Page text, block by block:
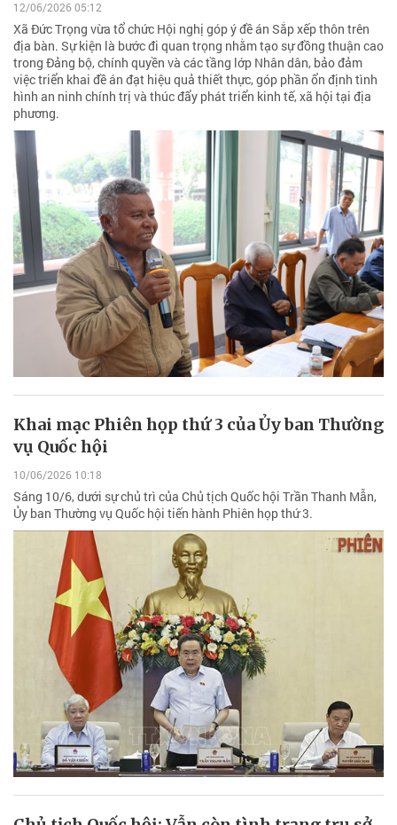
12/06/2026 05:12
Xã Đức Trọng vừa tổ chức Hội nghị góp ý đề án Sắp xếp thôn trên
địa bàn. Sự kiện là bước đi quan trọng nhằm tạo sự đồng thuận cao
trong Đảng bộ, chính quyền và các tầng lớp Nhân dân, bảo đảm
việc triển khai đề án đạt hiệu quả thiết thực, góp phần ổn định tình
hình an ninh chính trị và thúc đẩy phát triển kinh tế, xã hội tại địa
phương.
Khai mạc Phiên họp thứ 3 của Ủy ban Thường
vụ Quốc hội
10/06/2026 10:18
Sáng 10/6, dưới sự chủ trì của Chủ tịch Quốc hội Trần Thanh Mẫn,
Ủy ban Thường vụ Quốc hội tiến hành Phiên họp thứ 3.